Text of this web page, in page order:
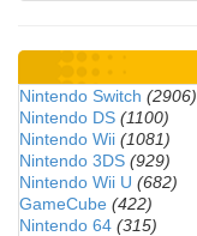
Nintendo Switch (2906)
Nintendo DS (1100)
Nintendo Wii (1081)
Nintendo 3DS (929)
Nintendo Wii U (682)
GameCube (422)
Nintendo 64 (315)